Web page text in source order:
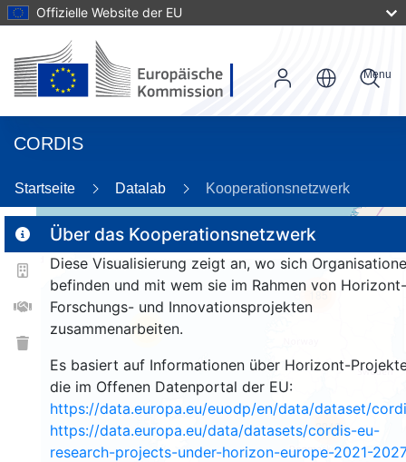
Offizielle Website der EU
CORDIS
Menu
Startseite Datalab Kooperationsnetzwerk
Über das Kooperationsnetzwerk
Diese Visualisierung zeigt an, wo sich
befinden und mit wem sie im Rahmen von Horizont-
Forschungs- und Innovationsprojekten
zusammenarbeiten.
Es basiert auf Informationen über Horizont-
die im Offenen Datenportal der EU:
https://data.europa.eu/euodp/en/data/dataset/
https://data.europa.eu/data/datasets/cordis-eu-
research-projects-under-horizon-europe-2021-2027
26
185
2946